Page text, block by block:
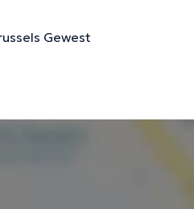
Gewest